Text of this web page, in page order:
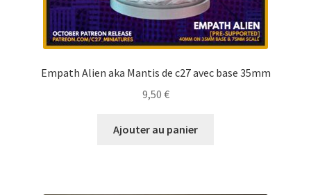
Empath Alien aka Mantis de c27 avec base 35mm
9,50 €
Ajouter au panier